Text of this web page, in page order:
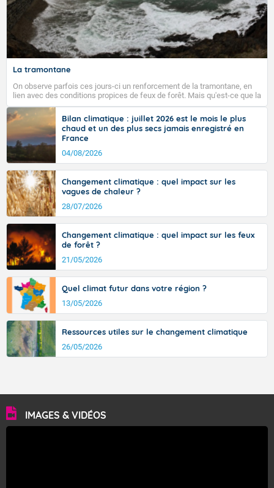
La tramontane
On observe parfois ces jours-ci un renforcement de la tramontane, en
lien avec des conditions propices de feux de forêt. Mais qu'est-ce que la
tramontane ? Quelles sont ses caractéristiques ? La tramontane est un
vent turbulent soufflant de secteur nord-ouest à nord, ou ouest à nord-
ouest, dans un secteur qui part du Roussillon à la vallée de l’Aude et à
l’ouest de l’Hérault. L’étymologie de ce vent vient du latin trasmontanus,
signifiant au-delà des monts, en allusion aux régions montagneuses
d’où provient ce vent.
Bilan climatique : juillet 2026 est le mois le plus
chaud et un des plus secs jamais enregistré en
France
04/08/2026
Changement climatique : quel impact sur les
vagues de chaleur ?
28/07/2026
Changement climatique : quel impact sur les feux
de forêt ?
21/05/2026
Quel climat futur dans votre région ?
13/05/2026
Ressources utiles sur le changement climatique
26/05/2026
IMAGES & VIDÉOS